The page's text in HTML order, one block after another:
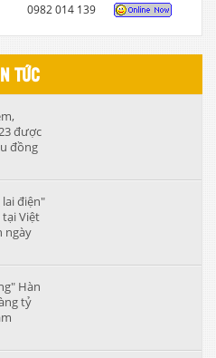
0982 014 139
TỨC
được
đồng
lai điện"
Việt
ngày
Hàn
tỷ